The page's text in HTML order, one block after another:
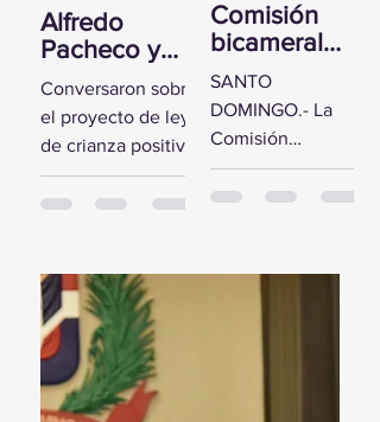
Alfredo
Pacheco y
comisión de
diputados
reciben a la
Primera
Dama
Conversaron sobre
el proyecto de ley
de crianza positiva
SANTO
DOMINGO.- El
Diputados, Alfredo
Pacheco, junto...
Comisión
bicameral
inicia hoy el
estudio del
Presupuesto
General del
Estado 2024
SANTO
DOMINGO.- La
Comisión
Bicameral Especial
iniciará hoy los
proyecto de ley